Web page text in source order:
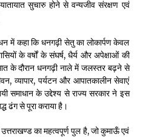
सुचारु होने से वन्यजीव संरक्षण एवं
में कहा कि धनगढ़ी सेतु का लोकार्पण केवल
के वर्षों के संघर्ष, धैर्य और अपेक्षाओं की
के दौरान धनगढ़ी नाले में जलस्तर बढ़ने से
व्यापार, पर्यटन और आपातकालीन सेवाएं
समाधान के उद्देश्य से राज्य सरकार ने इस
ढंग से पूरा कराया है।
का महत्वपूर्ण पुल है, जो कुमाऊँ एवं